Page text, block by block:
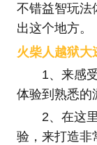
不错益智玩法
出这个地方。
火柴人越狱大
1、来感
体验到熟悉的
2、在这
验，来打造非